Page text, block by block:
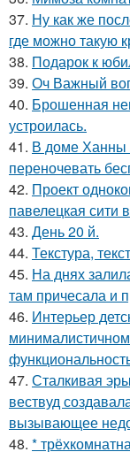
37. Ну как же
где можно такую
38. Подарок к
39. Оч Важный
40. Брошенная
устроилась.
41. В доме Ханны
переночевать
42. Проект
павелецкая сити
43. День 20 й.
44. Текстура,
45. На днях
там причесала и
46. Интерьер
47. Сталкивая
вествуд
вызывающее
48. *